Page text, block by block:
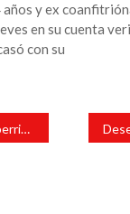
años y ex
en su cuenta
con su
Xochimilco